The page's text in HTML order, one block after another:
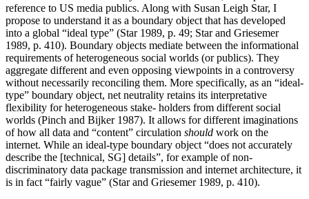
reference to US media publics. Along with Susan Leigh Star, I
propose to understand it as a boundary object that has developed
into a global “ideal type” (Star 1989, p. 49; Star and Griesemer
1989, p. 410). Boundary objects mediate between the informational
requirements of heterogeneous social worlds (or publics). They
aggregate different and even opposing viewpoints in a controversy
without necessarily reconciling them. More specifically, as an “ideal-
type” boundary object, net neutrality retains its interpretative
flexibility for heterogeneous stake- holders from different social
worlds (Pinch and Bijker 1987). It allows for different imaginations
of how all data and “content” circulation should work on the
internet. While an ideal-type boundary object “does not accurately
describe the [technical, SG] details”, for example of non-
discriminatory data package transmission and internet architecture, it
is in fact “fairly vague” (Star and Griesemer 1989, p. 410).